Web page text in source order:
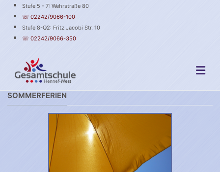
Stufe 5 - 7: Wehrstraße 80
☏ 02242/9066-100
Stufe 8-Q2: Fritz Jacobi Str. 10
☏ 02242/9066-350
SOMMERFERIEN